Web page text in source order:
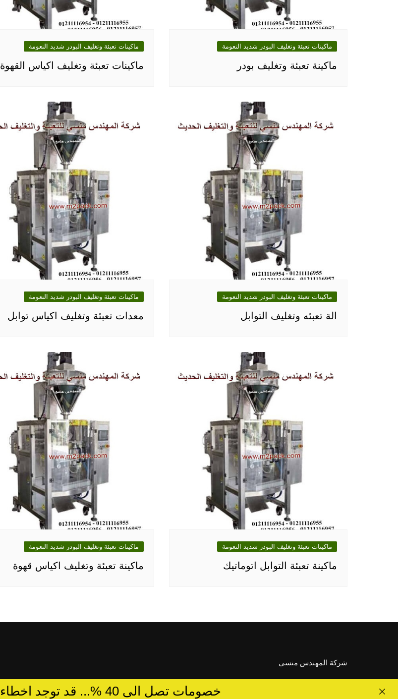
ماكينات تعبئة وتغليف البودر شديد النعومة
ماكينة تعبئة وتغليف بودر
ماكينات تعبئة وتغليف البودر شديد النعومة
ماكينات تعبئة وتغليف اكياس القهوة
ماكينات تعبئة وتغليف البودر شديد النعومة
الة تعبئه وتغليف التوابل
ماكينات تعبئة وتغليف البودر شديد النعومة
معدات تعبئة وتغليف اكياس توابل
ماكينات تعبئة وتغليف البودر شديد النعومة
ماكينة تعبئة التوابل اتوماتيك
ماكينات تعبئة وتغليف البودر شديد النعومة
ماكينة تعبئة وتغليف اكياس قهوة
شركة المهندس منسي
خصومات تصل الى 40 %... قد توجد اخطاء ..اتصل بالمبيعات